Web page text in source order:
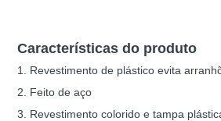
Características do produto
1. Revestimento de plástico evita
2. Feito de aço
3. Revestimento colorido e tampa